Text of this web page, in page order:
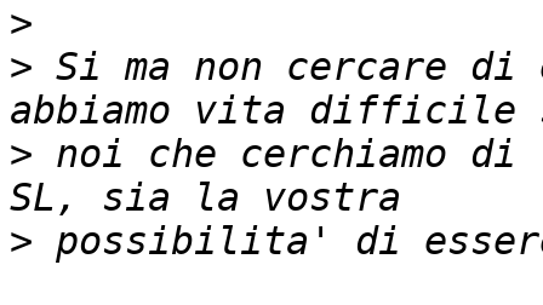
>
> Si ma non cercare
> noi che cerchiamo
>